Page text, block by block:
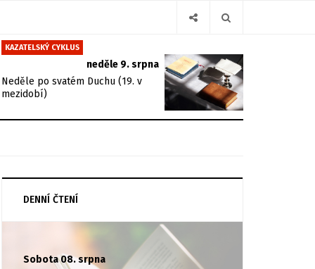
KAZATELSKÝ CYKLUS
neděle 9. srpna
Neděle po svatém Duchu (19. v
mezidobí)
DENNÍ ČTENÍ
Sobota 08. srpna